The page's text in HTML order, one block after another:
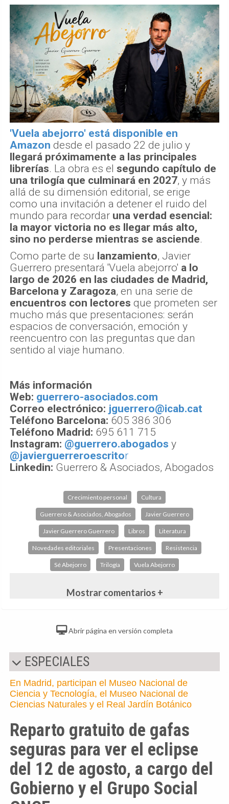
'Vuela abejorro' está disponible en
Amazon desde el pasado 22 de julio y
llegará próximamente a las principales
librerías. La obra es el segundo capítulo de
una trilogía que culminará en 2027, y más
allá de su dimensión editorial, se erige
como una invitación a detener el ruido del
mundo para recordar una verdad esencial:
la mayor victoria no es llegar más alto,
sino no perderse mientras se asciende.
Como parte de su lanzamiento, Javier
Guerrero presentará 'Vuela abejorro' a lo
largo de 2026 en las ciudades de Madrid,
Barcelona y Zaragoza, en una serie de
encuentros con lectores que prometen ser
mucho más que presentaciones: serán
espacios de conversación, emoción y
reencuentro con las preguntas que dan
sentido al viaje humano.
Más información
Web: guerrero-asociados.com
Correo electrónico: jguerrero@icab.cat
Teléfono Barcelona: 605 386 306
Teléfono Madrid: 695 611 715
​Instagram: @guerrero.abogados y
@javierguerreroescritor
​Linkedin: ​Guerrero & Asociados, Abogados
Crecimiento personal Cultura
Guerrero & Asociados, Abogados Javier Guerrero
Javier Guerrero Guerrero Libros Literatura
Novedades editoriales Presentaciones Resistencia
Sé Abejorro Trilogía Vuela Abejorro
Mostrar comentarios +
Abrir página en versión completa
ESPECIALES
En Madrid, participan el Museo Nacional de
Ciencia y Tecnología, el Museo Nacional de
Ciencias Naturales y el Real Jardín Botánico
Reparto gratuito de gafas
seguras para ver el eclipse
del 12 de agosto, a cargo del
Gobierno y el Grupo Social